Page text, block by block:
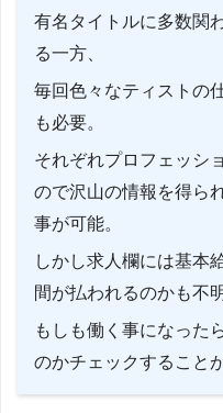
有名タイトルに多数関
る一方、
毎回色々なティストの
も必要。
それぞれプロフェッシ
ので沢山の情報を得ら
事が可能。
しかし求人欄には基本
間が払われるのかも不
もしも働く事になった
のかチェックすること